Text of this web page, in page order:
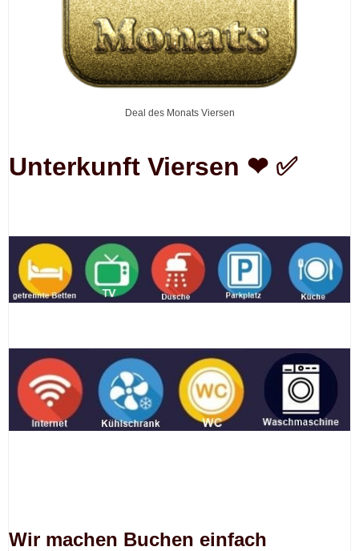
Deal des Monats Viersen
Unterkunft Viersen ❤ ✅
Wir machen Buchen einfach